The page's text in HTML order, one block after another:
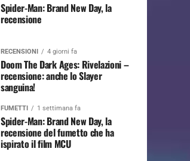
Spider-Man: Brand New Day, la
recensione
RECENSIONI 4 giorni fa
Doom The Dark Ages: Rivelazioni –
recensione: anche lo Slayer
sanguina!
FUMETTI 1 settimana fa
Spider-Man: Brand New Day, la
recensione del fumetto che ha
ispirato il film MCU